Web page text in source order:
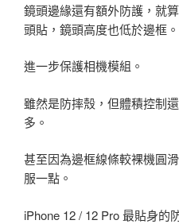
鏡頭邊緣還有額外防護，就
頭貼，鏡頭高度也低於邊框。
進一步保護相機模組。
雖然是防摔殼，但體積控制
多。
甚至因為邊框線條較裸機圓
服一點。
iPhone 12 / 12 Pro 最貼身的